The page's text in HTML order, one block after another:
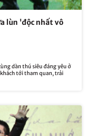
lùn 'độc nhất vô
dàn thú siêu đáng yêu ở
tới tham quan, trải